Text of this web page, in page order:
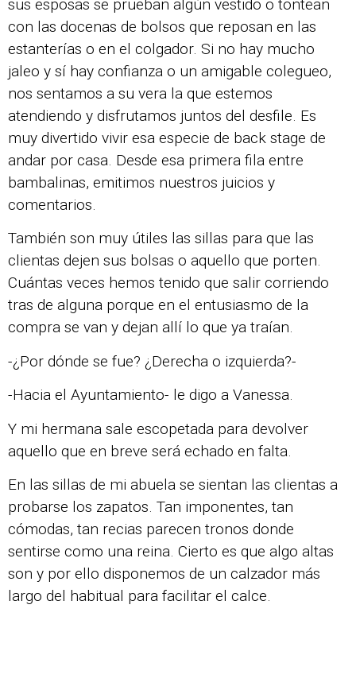
sus esposas se prueban algún vestido o tontean
con las docenas de bolsos que reposan en las
estanterías o en el colgador. Si no hay mucho
jaleo y sí hay confianza o un amigable colegueo,
nos sentamos a su vera la que estemos
atendiendo y disfrutamos juntos del desfile. Es
muy divertido vivir esa especie de back stage de
andar por casa. Desde esa primera fila entre
bambalinas, emitimos nuestros juicios y
comentarios.
También son muy útiles las sillas para que las
clientas dejen sus bolsas o aquello que porten.
Cuántas veces hemos tenido que salir corriendo
tras de alguna porque en el entusiasmo de la
compra se van y dejan allí lo que ya traían.
-¿Por dónde se fue? ¿Derecha o izquierda?-
-Hacia el Ayuntamiento- le digo a Vanessa.
Y mi hermana sale escopetada para devolver
aquello que en breve será echado en falta.
En las sillas de mi abuela se sientan las clientas a
probarse los zapatos. Tan imponentes, tan
cómodas, tan recias parecen tronos donde
sentirse como una reina. Cierto es que algo altas
son y por ello disponemos de un calzador más
largo del habitual para facilitar el calce.